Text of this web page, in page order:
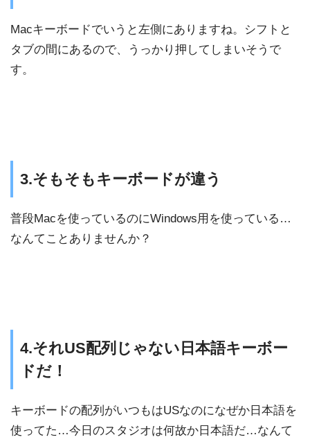
Macキーボードでいうと左側にありますね。シフトと
タブの間にあるので、うっかり押してしまいそうで
す。
3.そもそもキーボードが違う
普段Macを使っているのにWindows用を使っている…
なんてことありませんか？
4.それUS配列じゃない日本語キーボー
ドだ！
キーボードの配列がいつもはUSなのになぜか日本語を
使ってた…今日のスタジオは何故か日本語だ…なんて